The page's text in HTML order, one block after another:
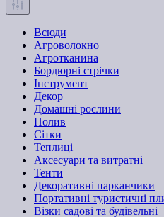
Всюди
Агроволокно
Агротканина
Бордюрні стрічки
Інструмент
Декор
Домашні рослини
Полив
Сітки
Теплиці
Аксесуари та витратні
Тенти
Декоративні парканчики
Портативні туристичні
Візки садові та будівельні